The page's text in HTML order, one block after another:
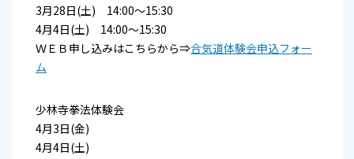
3月28日(土) 14:00～15:30
4月4日(土) 14:00～15:30
ＷＥＢ申し込みはこちらから⇒合気道体験会申込フォー
ム
少林寺拳法体験会
4月3日(金)
4月4日(土)